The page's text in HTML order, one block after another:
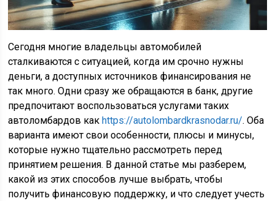
Сегодня многие владельцы автомобилей
сталкиваются с ситуацией, когда им срочно нужны
деньги, а доступных источников финансирования не
так много. Одни сразу же обращаются в банк, другие
предпочитают воспользоваться услугами таких
автоломбардов какhttps://autolombardkrasnodar.ru/. Оба
варианта имеют свои особенности, плюсы и минусы,
которые нужно тщательно рассмотреть перед
принятием решения. В данной статье мы разберем,
какой из этих способов лучше выбрать, чтобы
получить финансовую поддержку, и что следует учесть